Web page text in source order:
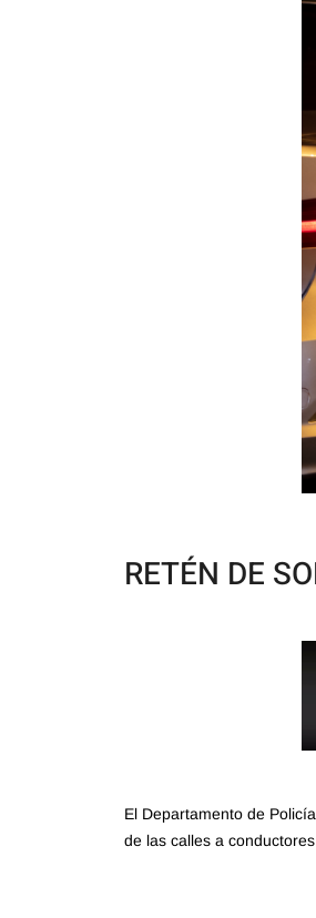
RETÉN DE
El Departamento de
de las calles a